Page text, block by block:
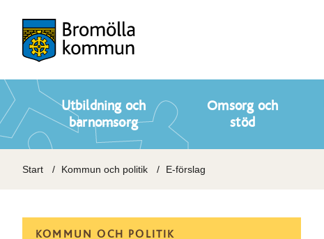
Utbildning och
barnomsorg
Omsorg och
stöd
Start Kommun och politik E-förslag
KOMMUN OCH POLITIK